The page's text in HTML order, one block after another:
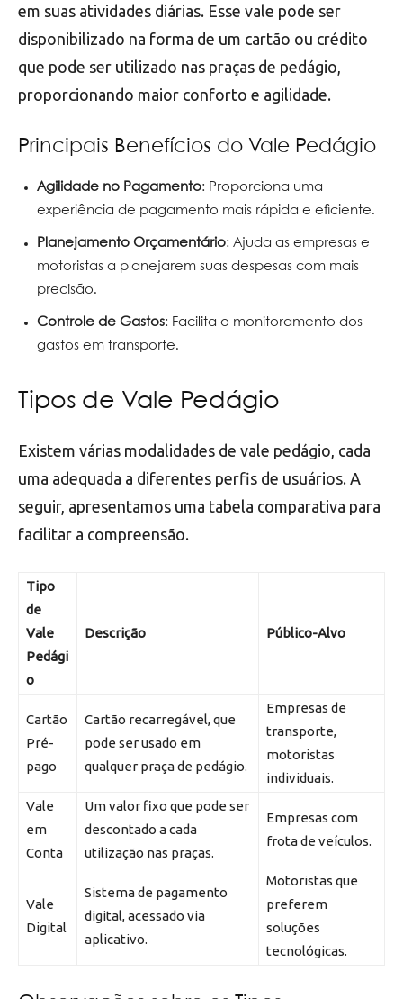
em suas atividades diárias. Esse vale pode ser
disponibilizado na forma de um cartão ou crédito
que pode ser utilizado nas praças de pedágio,
proporcionando maior conforto e agilidade.
Principais Benefícios do Vale Pedágio
Agilidade no Pagamento: Proporciona uma
experiência de pagamento mais rápida e eficiente.
Planejamento Orçamentário: Ajuda as empresas e
motoristas a planejarem suas despesas com mais
precisão.
Controle de Gastos: Facilita o monitoramento dos
gastos em transporte.
Tipos de Vale Pedágio
Existem várias modalidades de vale pedágio, cada
uma adequada a diferentes perfis de usuários. A
seguir, apresentamos uma tabela comparativa para
facilitar a compreensão.
Tipo
de
Vale
Pedági
o
Descrição Público-Alvo
Cartão
Pré-
pago
Cartão recarregável, que
pode ser usado em
qualquer praça de pedágio.
Empresas de
transporte,
motoristas
individuais.
Vale
em
Conta
Um valor fixo que pode ser
descontado a cada
utilização nas praças.
Empresas com
frota de veículos.
Vale
Digital
Sistema de pagamento
digital, acessado via
aplicativo.
Motoristas que
preferem
soluções
tecnológicas.